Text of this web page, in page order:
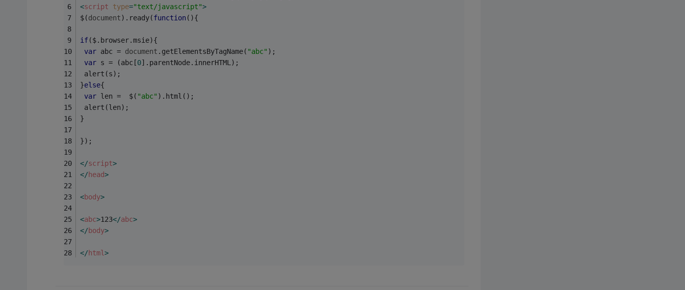
<script type="text/javascript">
$(document).ready(function( ){
if($.browser.msie){
var abc = document .getElementsByTagName( "abc" );
var s = (abc[0].parentNode.innerHTML);
alert(s);
}else{
var len =  $( "abc" ).html();
alert(len);
}
});
</script>
</head>
<body>
<abc>123</abc>
</body>
</html >